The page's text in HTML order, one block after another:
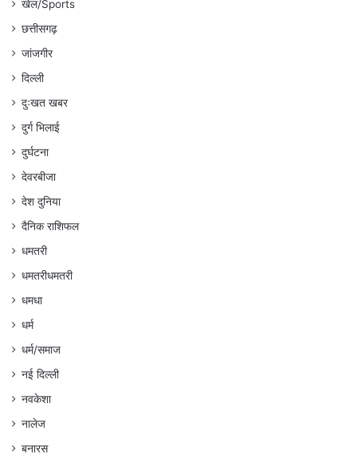
खेल/Sports
छत्तीसगढ़
जांजगीर
दिल्ली
दुःखत खबर
दुर्ग भिलाई
दुर्घटना
देवरबीजा
देश दुनिया
दैनिक राशिफल
धमतरी
धमतरीधमतरी
धमधा
धर्म
धर्म/समाज
नई दिल्ली
नवकेशा
नालेज
बनारस